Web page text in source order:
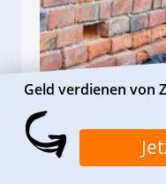
entführten seine
Nach
Geld verdienen von